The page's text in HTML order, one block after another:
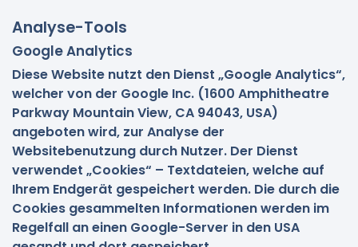
Analyse-Tools
Google Analytics
Diese Website nutzt den Dienst „Google Analytics“,
welcher von der Google Inc. (1600 Amphitheatre
Parkway Mountain View, CA 94043, USA)
angeboten wird, zur Analyse der
Websitebenutzung durch Nutzer. Der Dienst
verwendet „Cookies“ – Textdateien, welche auf
Ihrem Endgerät gespeichert werden. Die durch die
Cookies gesammelten Informationen werden im
Regelfall an einen Google-Server in den USA